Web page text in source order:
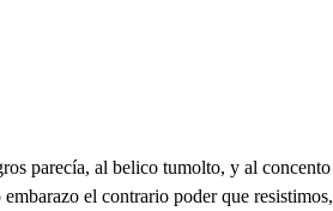
en peor. Pero porque reconozcas centellas de aquel amor, que aún en piélagos de sangre, mas que cenizas guardó. Hoy tengo de usar contigo la más generosa acción que acredita pecho noble, ue aclama hidalga voz. La gloria del vencimiento pongo a tus pies, con que doy lustre al afecto más vivo, a la victoria mayor. Rosimunda es hija tuya los veces, y de mi amor infinitas repetida, perdone en su esfera el Sol. Que si una copia, un retrato fue encanto fue confusión a la que deidad me atiende, humo de sus Aras soy. Poco lisonjero anduvo el pincel más cual conió purpúrea nieve abrasando, que no perdiese el color? Conocí su hermosura como entre nubes al Sol, como entre montes la Luna, como entre espinas la flor. Cómo la rosa que ofrece por entre el verde, botón de su púrpura el emves, lo menos de su exelendor. Afrentado halló al arte, viendo en dulce confusión frus- frustrada su valentía, malogrado su primor. Hoy adoro cara a cara, li lo que entonces por fe; y hoy más gloria merece el alma, cuanto más ciega adoró. Si mis afectos te obligan; si te obliga la pasión de un hombre que ser quisiera ven vido, y no vencedor. Olvida enojos pasados, a un alma reduce dos, vuelve en amistad el odio, en parentesco el tencor. Que no son nuevos milagros de aquel poderoso Dios, quien ciegos pintan ciego, ince le venero yo. acrificaré mis glorias al templo de mi afición, a tu cordura mi agravio, a Rosimunda mi amor. Cenirá su hermosa frente de dos coronas, de dos Orbes calzará sus plantas, que ya ofreciéndola estoy. Darán envidia tus nietos a la Majestad mayor gozarán paz tus vasallos, aumentos tu Religión Darás quietud a tus canas, a tus contrarios temor, fin a pasiones tan largas, a tu Reino sucesión. Mas si me niegas cruel, lo que injusto me negó tu hijo dando a la ira, yo lugar, y tu ocasión. Proseguiré la venganza, daré espuelas al rigor, desnudare de terneza el pecho que amor vistió. Pondré fuego a tus estados, y en su mediocre Región lloverán sangre las nubes, que